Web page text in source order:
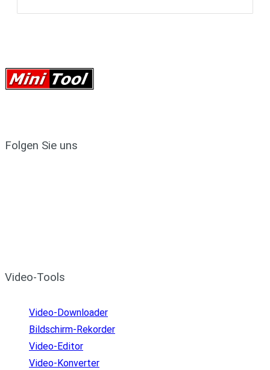
Folgen Sie uns
Video-Tools
Video-Downloader
Bildschirm-Rekorder
Video-Editor
Video-Konverter